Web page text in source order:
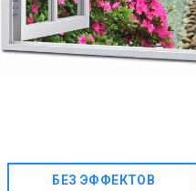
БЕЗ ЭФФЕКТОВ